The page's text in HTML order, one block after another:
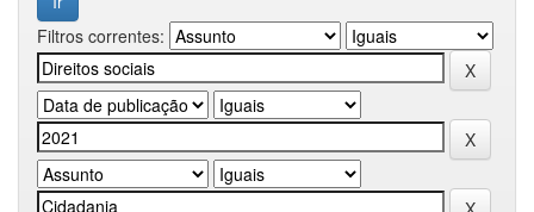
Filtros correntes: